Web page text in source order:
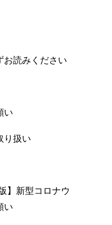
お読みください
い
り扱い
】新型コロナウ
い